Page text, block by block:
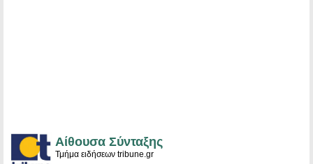
Αίθουσα Σύνταξης
Τμήμα ειδήσεων tribune.gr